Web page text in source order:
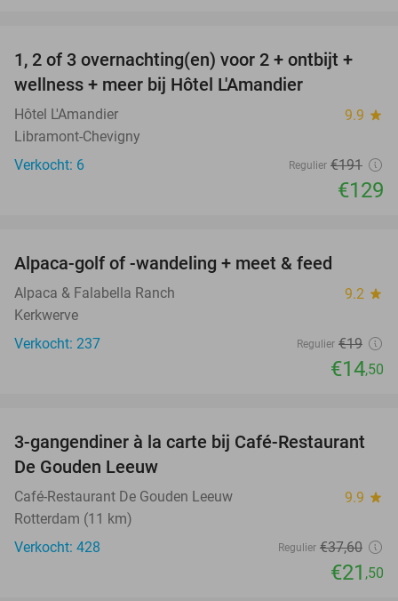
32%
TODAY
1, 2 of 3 overnachting(en) voor 2 + ontbijt +
wellness + meer bij Hôtel L'Amandier
Hôtel L'Amandier 9.9 star
Libramont-Chevigny
Verkocht: 6
Regulier €191
€129
Alpaca-golf of -wandeling + meet & feed
Alpaca & Falabella Ranch 9.2 star
Kerkwerve
Verkocht: 237
Regulier €19
€14,50
43%
3-gangendiner à la carte bij Café-Restaurant
De Gouden Leeuw
Café-Restaurant De Gouden Leeuw 9.9 star
Rotterdam (11 km)
Verkocht: 428
Regulier €37,60
€21 ,50